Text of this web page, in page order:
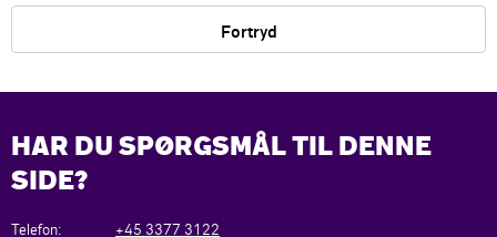
Fortryd
HAR DU SPØRGSMÅL TIL DENNE
SIDE?
Telefon: +45 3377 3122